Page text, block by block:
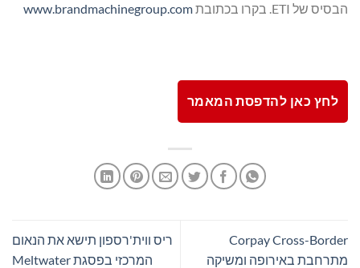
הבסיס של ETI. בקרו בכתובת
www.brandmachinegroup.com
לחץ כאן להדפסת המאמר
Corpay Cross-Border
מתרחבת באירופה ומשיקה
ריס ווית'רספון תישא את הנאום
המרכזי בפסגת Meltwater